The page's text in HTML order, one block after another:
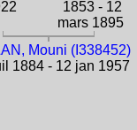
1853 - 12
mars 1895
Mouni (I338452)
1884 - 12 jan 1957